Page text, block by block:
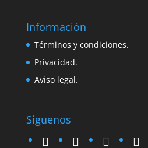
Información
Términos y condiciones.
Privacidad.
Aviso legal.
Siguenos
twitter instagramfacebook google